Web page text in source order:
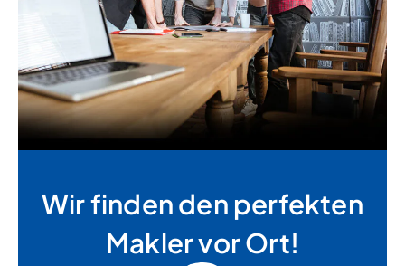
Wir finden den perfekten
Makler vor Ort!